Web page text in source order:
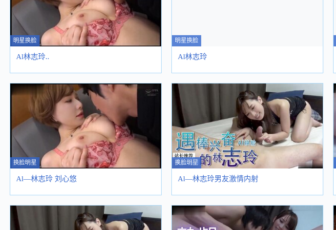
明星换脸
Al林志玲..
明星换脸
Al林志玲
换脸明星
Al—林志玲 刘心悠
换脸明星
Al—林志玲男友激情内射